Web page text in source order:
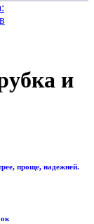
и
проще, надежней.